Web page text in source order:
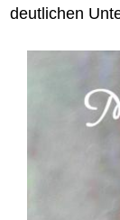
deutlichen